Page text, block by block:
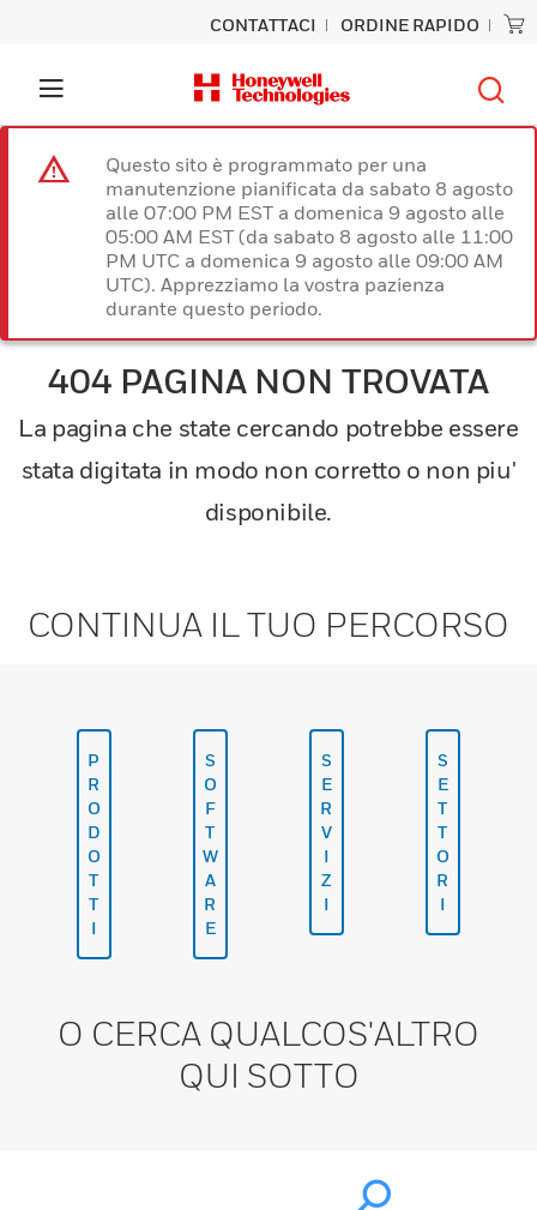
CONTATTACI ORDINE RAPIDO
Questo sito è programmato per una
manutenzione pianificata da sabato 8 agosto
alle 07:00 PM EST a domenica 9 agosto alle
05:00 AM EST (da sabato 8 agosto alle 11:00
PM UTC a domenica 9 agosto alle 09:00 AM
UTC). Apprezziamo la vostra pazienza
durante questo periodo.
404 PAGINA NON TROVATA
La pagina che state cercando potrebbe essere
stata digitata in modo non corretto o non piu'
disponibile.
CONTINUA IL TUO PERCORSO
P
R
O
D
O
T
T
I
S
O
F
T
W
A
R
E
S
E
R
V
I
Z
I
S
E
T
T
O
R
I
O CERCA QUALCOS'ALTRO
QUI SOTTO